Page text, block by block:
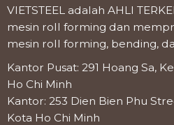
VIETSTEEL adalah AHLI
mesin roll forming dan
mesin roll forming, bending,
Kantor Pusat: 291 Hoang Sa,
Ho Chi Minh
Kantor: 253 Dien Bien Phu
Kota Ho Chi Minh